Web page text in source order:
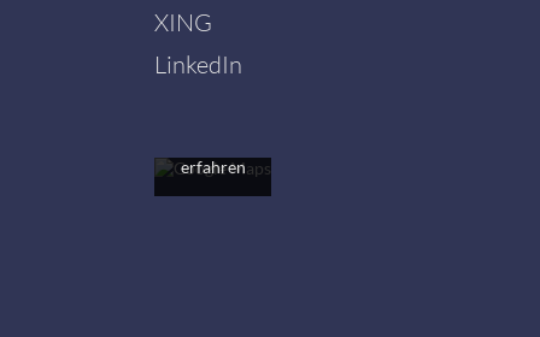
XING
LinkedIn
Karte
Sie die
erfahren